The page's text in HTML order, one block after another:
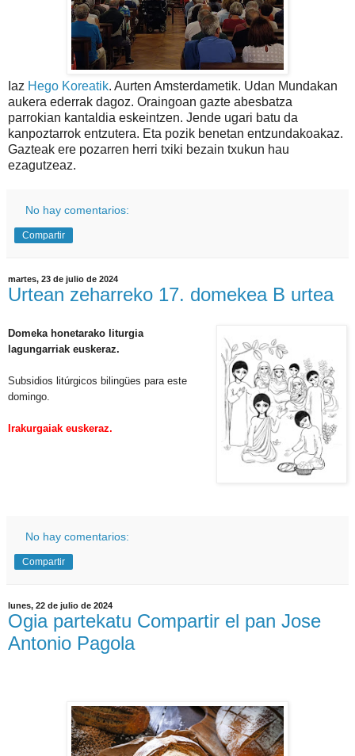
Iaz Hego Koreatik. Aurten Amsterdametik. Udan Mundakan
aukera ederrak dagoz. Oraingoan gazte abesbatza
parrokian kantaldia eskeintzen. Jende ugari batu da
kanpoztarrok entzutera. Eta pozik benetan entzundakoakaz.
Gazteak ere pozarren herri txiki bezain txukun hau
ezagutzeaz.
No hay comentarios:
Compartir
martes, 23 de julio de 2024
Urtean zeharreko 17. domekea B urtea
Domeka honetarako liturgia
lagungarriak euskeraz.
Subsidios litúrgicos bilingües para este
domingo.
Irakurgaiak euskeraz.
No hay comentarios:
Compartir
lunes, 22 de julio de 2024
Ogia partekatu Compartir el pan Jose
Antonio Pagola